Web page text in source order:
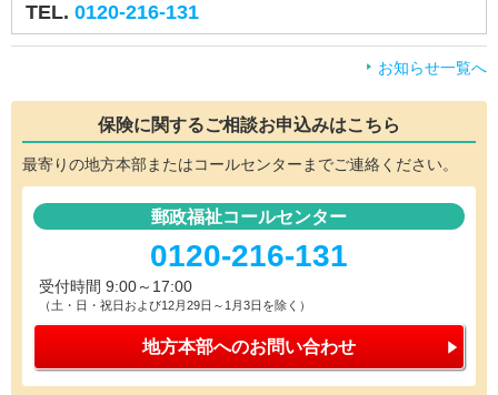
TEL. 0120-216-131
お知らせ一覧へ
保険に関するご相談お申込みはこちら
最寄りの地方本部またはコールセンターまでご連絡ください。
郵政福祉コールセンター
0120-216-131
受付時間 9:00～17:00
（土・日・祝日および12月29日～1月3日を除く）
地方本部へのお問い合わせ